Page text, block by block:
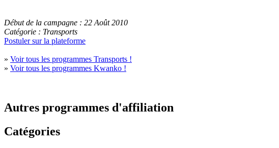
Début de la campagne : 22 Août 2010
Catégorie : Transports
Postuler sur la plateforme
» Voir tous les programmes Transports !
» Voir tous les programmes Kwanko !
Autres programmes d'affiliation
Catégories